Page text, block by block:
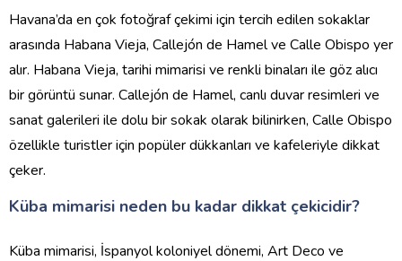
Havana’da en çok fotoğraf çekimi için tercih edilen sokaklar
arasında Habana Vieja, Callejón de Hamel ve Calle Obispo yer
alır. Habana Vieja, tarihi mimarisi ve renkli binaları ile göz alıcı
bir görüntü sunar. Callejón de Hamel, canlı duvar resimleri ve
sanat galerileri ile dolu bir sokak olarak bilinirken, Calle Obispo
özellikle turistler için popüler dükkanları ve kafeleriyle dikkat
çeker.
Küba mimarisi neden bu kadar dikkat çekicidir?
Küba mimarisi, İspanyol koloniyel dönemi, Art Deco ve